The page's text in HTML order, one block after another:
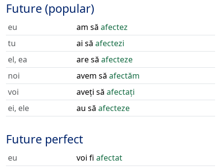
Future (popular)
eu am să afectez
tu
ai să afectezi
el, ea
are să afecteze
noi
avem să afectăm
voi
aveți să afectați
ei, ele
au să afecteze
Future perfect
eu voi fi afectat